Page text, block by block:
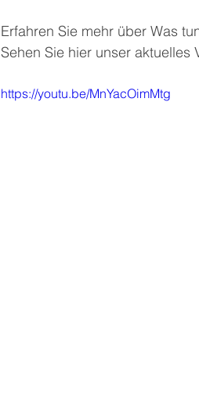
Erfahren Sie mehr über Was
Sehen Sie hier unser aktuelles
https://youtu.be/MnYacOimMtg